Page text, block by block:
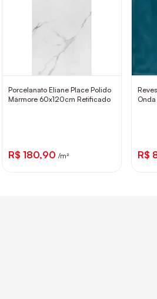
Porcelanato Eliane Place Polido
Mármore 60x120cm Retificado
R$ 180,90 /m² R$